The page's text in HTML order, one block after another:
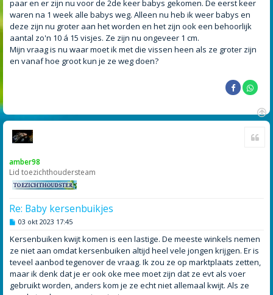
paar en er zijn nu voor de 2de keer babys gekomen. De eerst keer
waren na 1 week alle babys weg. Alleen nu heb ik weer babys en
deze zijn nu groter aan het worden en het zijn ook een behoorlijk
aantal zo'n 10 á 15 visjes. Ze zijn nu ongeveer 1 cm.
Mijn vraag is nu waar moet ik met die vissen heen als ze groter zijn
en vanaf hoe groot kun je ze weg doen?
O
amber98
Lid toezichthoudersteam
Re: Baby kersenbuikjes
B
r
i
c
h
03 okt 2023 17:45
Kersenbuiken kwijt komen is een lastige. De meeste winkels nemen
ze niet aan omdat kersenbuiken altijd heel vele jongen krijgen. Er is
teveel aanbod tegenover de vraag. Ik zou ze op marktplaats zetten,
maar ik denk dat je er ook oke mee moet zijn dat ze evt als voer
gebruikt worden, anders kom je ze echt niet allemaal kwijt. Als ze